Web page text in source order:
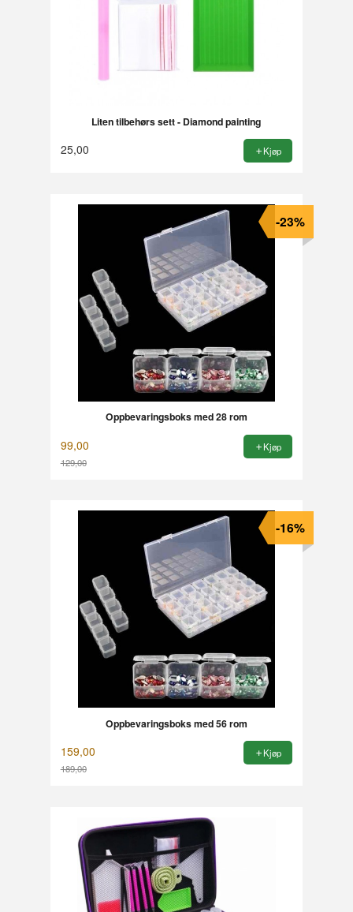
Liten tilbehørs sett - Diamond painting
25,00 Kjøp
Oppbevaringsboks med 28 rom
99,00
129,00
-23%
Kjøp
Oppbevaringsboks med 56 rom
159,00
189,00
-16%
Kjøp